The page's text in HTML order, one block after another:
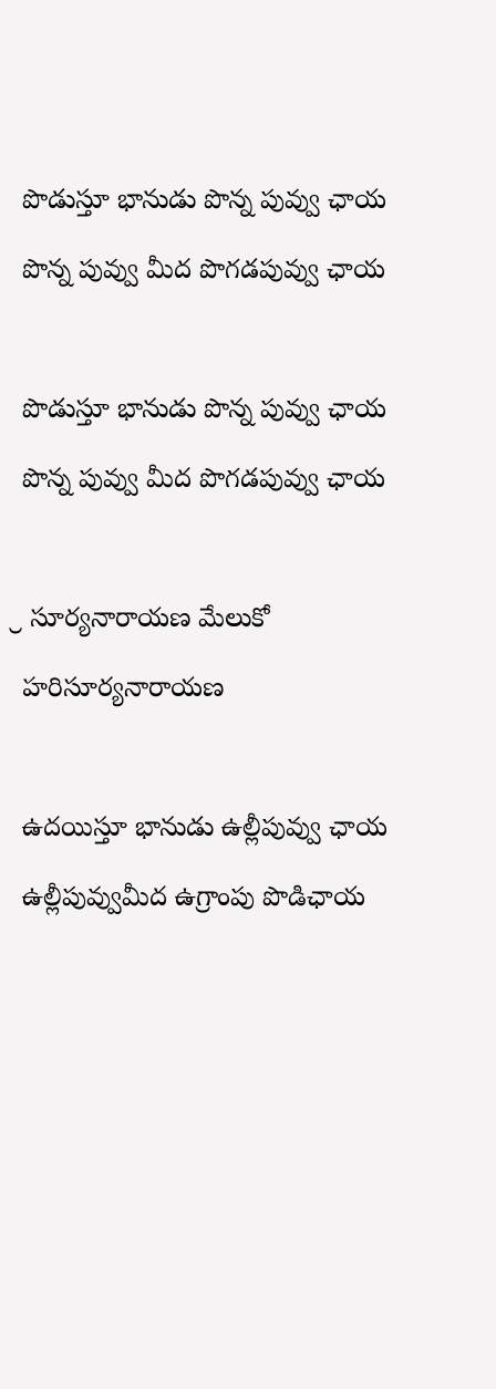
పొడుస్తూ భానుడు పొన్న పువ్వు ఛాయ
పొన్న పువ్వు మీద పొగడపువ్వు ఛాయ
పొడుస్తూ భానుడు పొన్న పువ్వు ఛాయ
పొన్న పువ్వు మీద పొగడపువ్వు ఛాయ
శ్రీ సూర్యనారాయణ మేలుకో
హరిసూర్యనారాయణ
ఉదయిస్తూ భానుడు ఉల్లీపువ్వు ఛాయ
ఉల్లీపువ్వుమీద ఉగ్రాంపు పొడిఛాయ